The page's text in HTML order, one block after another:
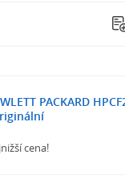
PACKARD
cena!